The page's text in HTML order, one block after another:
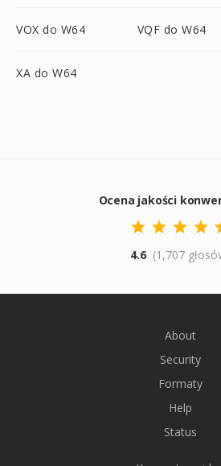
VOX do W64 VQF do W64
XA do W64
Ocena jakości
4.6 (1,707
About
Security
Formaty
Help
Status